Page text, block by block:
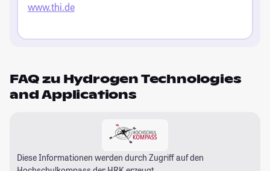
www.thi.de
FAQ zu Hydrogen Technologies
and Applications
Diese Informationen werden durch Zugriff auf den